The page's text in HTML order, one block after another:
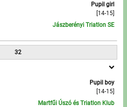
Pupil girl
[14-15]
Jászberényi Triatlon SE
32
Pupil boy
[14-15]
Martfűi Úszó és Triatlon Klub